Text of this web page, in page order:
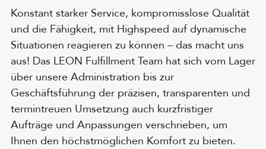
Konstant starker Service, kompromisslose Qualität
und die Fähigkeit, mit Highspeed auf dynamische
Situationen reagieren zu können – das macht uns
aus! Das LEON Fulfillment Team hat sich vom Lager
über unsere Administration bis zur
Geschäftsführung der präzisen, transparenten und
termintreuen Umsetzung auch kurzfristiger
Aufträge und Anpassungen verschrieben, um
Ihnen den höchstmöglichen Komfort zu bieten.